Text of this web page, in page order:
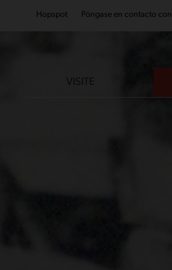
Hopspot Póngase en contacto con
VISITE